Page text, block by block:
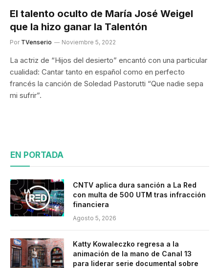
El talento oculto de María José Weigel
que la hizo ganar la Talentón
Por TVenserio Noviembre 5, 2022
La actriz de “Hijos del desierto” encantó con una particular
cualidad: Cantar tanto en español como en perfecto
francés la canción de Soledad Pastorutti “Que nadie sepa
mi sufrir”.
EN PORTADA
CNTV aplica dura sanción a La Red
con multa de 500 UTM tras infracción
financiera
Agosto 5, 2026
Katty Kowaleczko regresa a la
animación de la mano de Canal 13
para liderar serie documental sobre